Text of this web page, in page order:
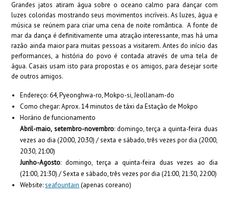
Grandes jatos atiram água sobre o oceano calmo para dançar com
luzes coloridas mostrando seus movimentos incríveis. As luzes, água e
música se reúnem para criar uma cena de noite romântica. A fonte de
mar da dança é definitivamente uma atração interessante, mas há uma
razão ainda maior para muitas pessoas a visitarem. Antes do início das
performances, a história do povo é contada através de uma tela de
água. Casais usam isto para propostas e os amigos, para desejar sorte
de outros amigos.
Endereço: 64, Pyeonghwa-ro, Mokpo-si, Jeollanam-do
Como chegar: Aprox. 14 minutos de táxi da Estação de Mokpo
Horário de funcionamento
Abril-maio, setembro-novembro: domingo, terça a quinta-feira duas
vezes ao dia (20:00, 20:30) / sexta e sábado, três vezes por dia (20:00,
20:30, 21:00)
Junho-Agosto: domingo, terça a quinta-feira duas vezes ao dia
(21:00, 21:30) / Sexta e sábado, três vezes por dia (21:00, 21:30, 22:00)
Website:seafountain (apenas coreano)